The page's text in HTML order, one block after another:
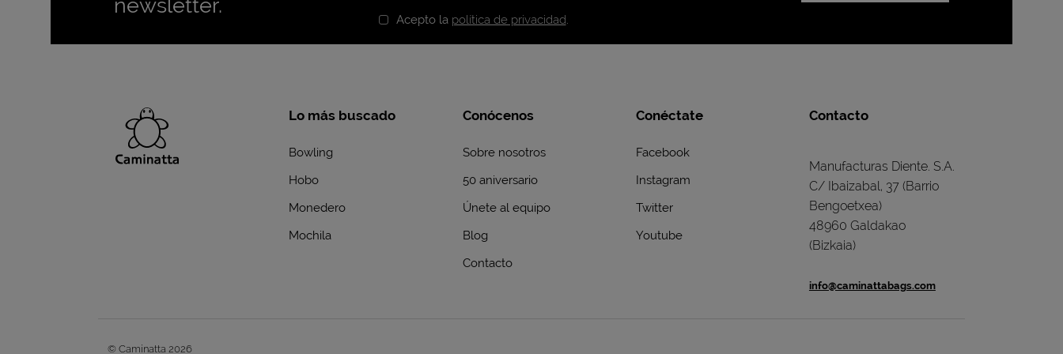
newsletter.
Acepto la política de privacidad.
Lo más buscado
Bowling
Hobo
Monedero
Mochila
Conócenos
Sobre nosotros
50 aniversario
Únete al equipo
Blog
Contacto
Conéctate
Facebook
Instagram
Twitter
Youtube
Contacto
Manufacturas Diente. S.A.
C/ Ibaizabal, 37 (Barrio
Bengoetxea)
48960 Galdakao
(Bizkaia)
info@caminattabags.com
© Caminatta 2026